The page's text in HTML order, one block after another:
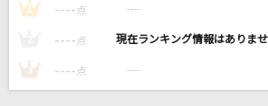
lulu.
Mrs. GREEN APPLE
オレポーズ～俺なりのラブソング
1 ---- 点 ----
---- 点 ----
3 ---- 点 ----